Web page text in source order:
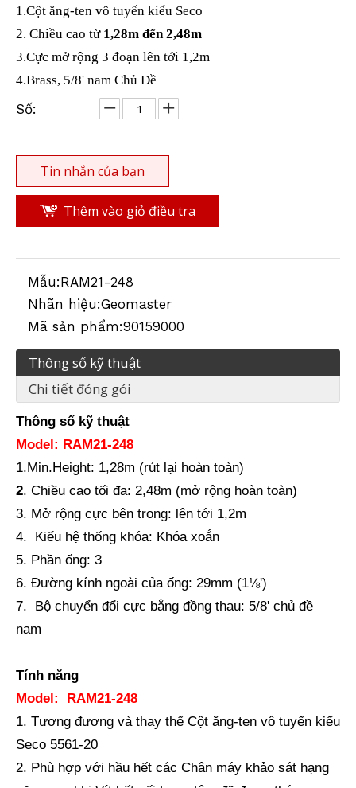
GPS Mini cực (M25.300mm) Cực mini bằng sợi carbon (M32.500mm)
1.Cột ăng-ten vô tuyến kiểu Seco
2. Chiều cao từ 1,28m đến 2,48m
3.Cực mở rộng 3 đoạn lên tới 1,2m
4.Brass, 5/8' nam Chủ Đề
Số:
Tin nhắn của bạn
Thêm vào giỏ điều tra
Mẫu:RAM21-248
Nhãn hiệu:Geomaster
Mã sản phẩm:90159000
Thông số kỹ thuật
Chi tiết đóng gói
Thông số kỹ thuật
Model: RAM21-248
1.Min.Height: 1,28m (rút lại hoàn toàn)
2. Chiều cao tối đa: 2,48m (mở rộng hoàn toàn)
3. Mở rộng cực bên trong: lên tới 1,2m
4. Kiểu hệ thống khóa: Khóa xoắn
5. Phần ống: 3
6. Đường kính ngoài của ống: 29mm (1⅛')
7. Bộ chuyển đổi cực bằng đồng thau: 5/8' chủ đề
nam
Tính năng
Model: RAM21-248
1. Tương đương và thay thế Cột ăng-ten vô tuyến kiểu
Seco 5561-20
2. Phù hợp với hầu hết các Chân máy khảo sát hạng